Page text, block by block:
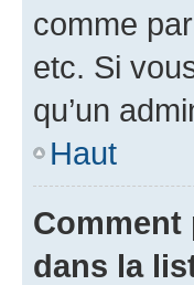
comme
etc. Si
qu’un
Haut
Comment
dans la